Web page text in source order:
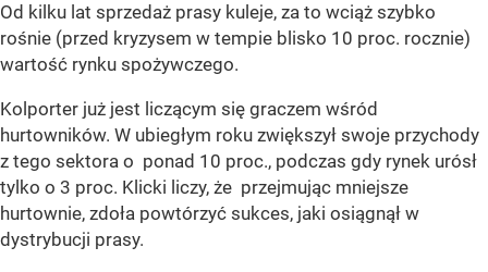
Od kilku lat sprzedaż prasy kuleje, za to wciąż szybko
rośnie (przed kryzysem w tempie blisko 10 proc. rocznie)
wartość rynku spożywczego.
Kolporter już jest liczącym się graczem wśród
hurtowników. W ubiegłym roku zwiększył swoje przychody
z tego sektora o ponad 10 proc., podczas gdy rynek urósł
tylko o 3 proc. Klicki liczy, że przejmując mniejsze
hurtownie, zdoła powtórzyć sukces, jaki osiągnął w
dystrybucji prasy.